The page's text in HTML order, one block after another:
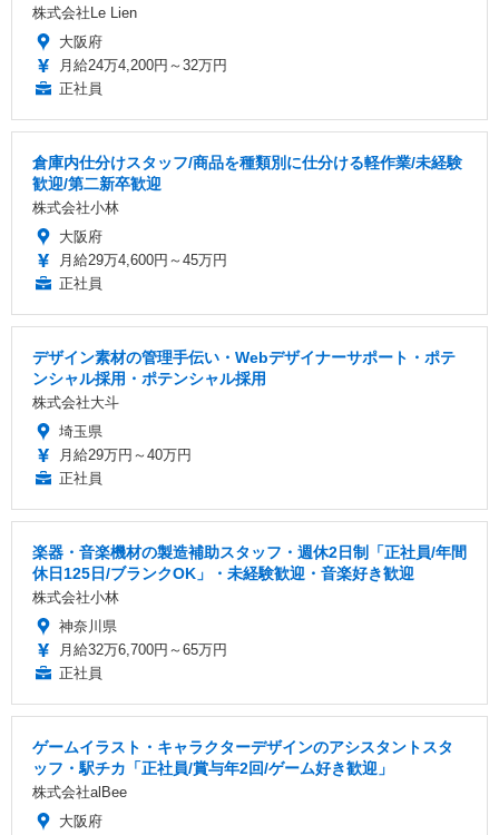
株式会社Le Lien
大阪府
月給24万4,200円～32万円
正社員
倉庫内仕分けスタッフ/商品を種類別に仕分ける軽作業/未経験
歓迎/第二新卒歓迎
株式会社小林
大阪府
月給29万4,600円～45万円
正社員
デザイン素材の管理手伝い・Webデザイナーサポート・ポテ
ンシャル採用・ポテンシャル採用
株式会社大斗
埼玉県
月給29万円～40万円
正社員
楽器・音楽機材の製造補助スタッフ・週休2日制「正社員/年間
休日125日/ブランクOK」・未経験歓迎・音楽好き歓迎
株式会社小林
神奈川県
月給32万6,700円～65万円
正社員
ゲームイラスト・キャラクターデザインのアシスタントスタ
ッフ・駅チカ「正社員/賞与年2回/ゲーム好き歓迎」
株式会社alBee
大阪府